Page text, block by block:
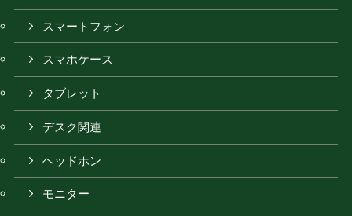
スマートフォン
スマホケース
タブレット
デスク関連
ヘッドホン
モニター